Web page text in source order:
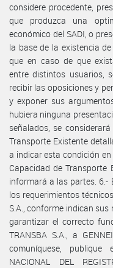
considere procedente,
que produzca una
económico del SADI, o
la base de la existencia
que en caso de que
entre distintos usuarios,
recibir las oposiciones y
y exponer sus
hubiera ninguna
señalados, se
Transporte Existente
a indicar esta condición
Capacidad de Transporte
informará a las partes. 6.-
los requerimientos
S.A., conforme indican
garantizar el correcto
TRANSBA S.A., a
comuníquese,
NACIONAL DEL